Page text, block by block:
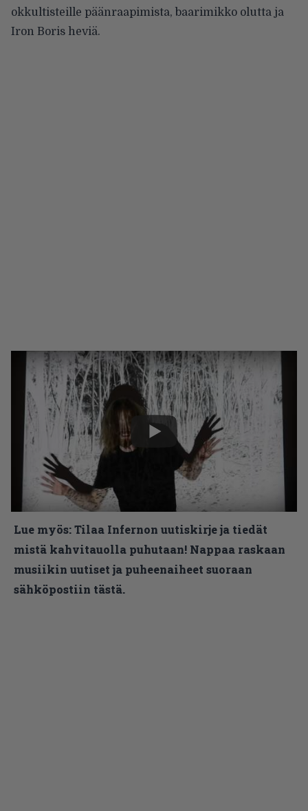
okkultisteille päänraapimista, baarimikko olutta ja
Iron Boris heviä.
Lue myös:Tilaa Infernon uutiskirje ja tiedät
mistä kahvitauolla puhutaan! Nappaa raskaan
musiikin uutiset ja puheenaiheet suoraan
sähköpostiin tästä.